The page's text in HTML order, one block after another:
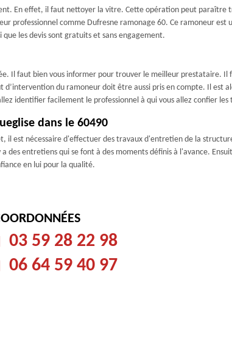
En effet, il faut nettoyer la vitre. Cette opération peut paraître
professionnel comme Dufresne ramonage 60. Ce ramoneur est
les devis sont gratuits et sans engagement.
Il faut bien vous informer pour trouver le meilleur prestataire. Il
du ramoneur doit être aussi pris en compte. Il est
identifier facilement le professionnel à qui vous allez confier les
dans le 60490
il est nécessaire d'effectuer des travaux d'entretien de la
entretiens qui se font à des moments définis à l'avance.
en lui pour la qualité.
03 59 28 22 98
06 64 59 40 97